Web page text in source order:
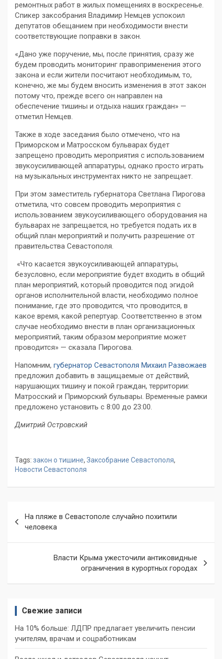
ремонтных работ в жилых помещениях в воскресенье.
Спикер заксобрания Владимир Немцев успокоил
депутатов обещанием при необходимости внести
соответствующие поправки в закон.
«Дано уже поручение, мы, после принятия, сразу же
будем проводить мониторинг правоприменения этого
закона и если жители посчитают необходимым, то,
конечно, же мы будем вносить изменения в этот закон
потому что, прежде всего он направлен на
обеспечение тишины и отдыха наших граждан» —
отметил Немцев.
Также в ходе заседания было отмечено, что на
Приморском и Матросском бульварах будет
запрещено проводить мероприятия с использованием
звукоусиливающей аппаратуры, однако просто играть
на музыкальных инструментах никто не запрещает.
При этом заместитель губернатора Светлана Пирогова
отметила, что совсем проводить мероприятия с
использованием звукоусиливающего оборудования на
бульварах не запрещается, но требуется подать их в
общий план мероприятий и получить разрешение от
правительства Севастополя.
«Что касается звукоусиливающей аппаратуры,
безусловно, если мероприятие будет входить в общий
план мероприятий, который проводится под эгидой
органов исполнительной власти, необходимо полное
понимание, где это проводится, что проводится, в
какое время, какой репертуар. Соответственно в этом
случае необходимо внести в план организационных
мероприятий, таким образом мероприятие может
проводится» — сказала Пирогова.
Напомним, губернатор Севастополя Михаил Развожаев
предложил добавить в защищаемые от действий,
нарушающих тишину и покой граждан, территории:
Матросский и Приморский бульвары. Временные рамки
предложено установить с 8:00 до 23:00.
Дмитрий Островский
Tags: закон о тишине, Заксобрание Севастополя,
Новости Севастополя
по
записям
На пляже в Севастополе случайно похитили
человека
Власти Крыма ужесточили антиковидные
ограничения в курортных городах
Свежие записи
На 10% больше: ЛДПР предлагает увеличить пенсии
учителям, врачам и соцработникам